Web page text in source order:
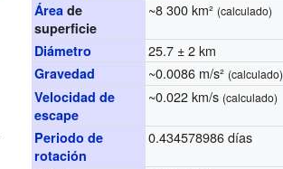
Área de
superficie
~8 300 km² (calculado)
Diámetro 25.7 ± 2 km
Gravedad ~0.0086 m/s² (calculado)
Velocidad de
escape
~0.022 km/s (calculado)
Periodo de
rotación
0.434578986 días